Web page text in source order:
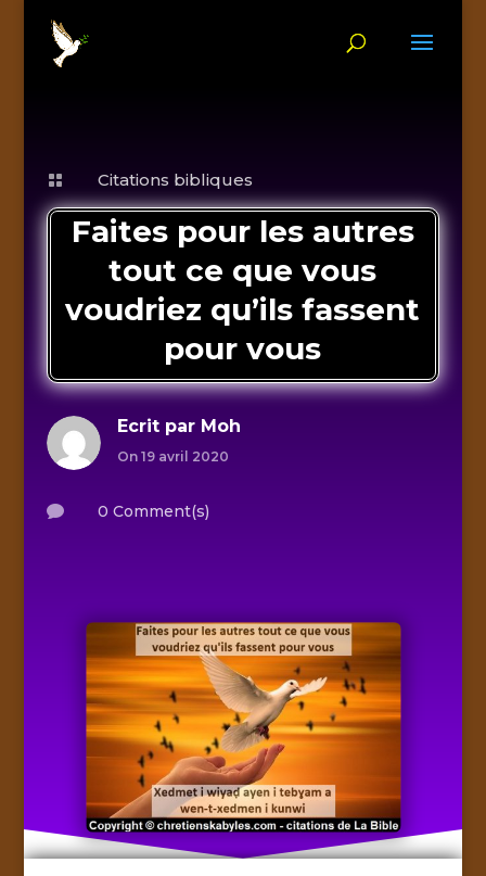
 Citations bibliques
Faites pour les autres
tout ce que vous
voudriez qu’ils fassent
pour vous
Ecrit par Moh
On 19 avril 2020
 0 Comment(s)